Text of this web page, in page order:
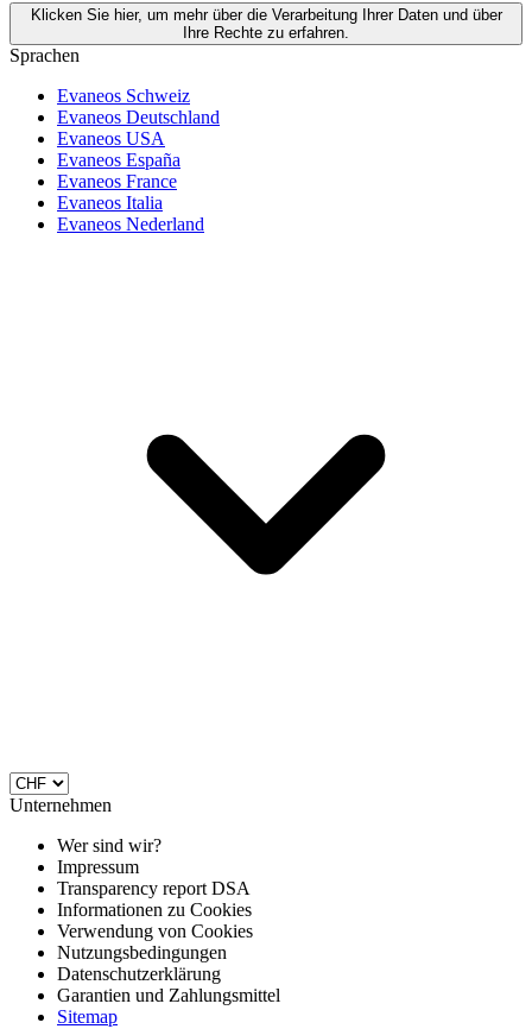
Klicken Sie hier, um mehr über die Verarbeitung Ihrer Daten und über
Ihre Rechte zu erfahren.
Sprachen
Evaneos Schweiz
Evaneos Deutschland
Evaneos USA
Evaneos España
Evaneos France
Evaneos Italia
Evaneos Nederland
Unternehmen
Wer sind wir?
Impressum
Transparency report DSA
Informationen zu Cookies
Verwendung von Cookies
Nutzungsbedingungen
Datenschutzerklärung
Garantien und Zahlungsmittel
Sitemap